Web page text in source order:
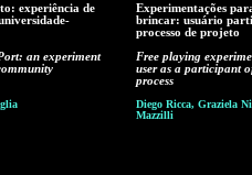
experiência de
an experiment
Experimentações
brincar: usuário
processo de projeto
Free playing
user as a participant
process
Diego Ricca, Graziela
Mazzilli